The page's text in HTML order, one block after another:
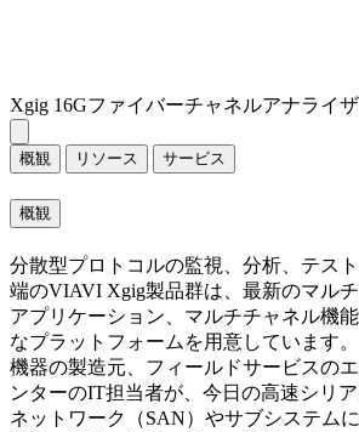
Xgig 16Gファイバーチャネルアナライザ
概観 リソース サービス
概観
分散型プロトコルの監視、分析、テス
端のVIAVI Xgig製品群は、最新のマル
アプリケーション、マルチチャネル機
なプラットフォームを用意しています
機器の製造元、フィールドサービスの
ンターのIT担当者が、今日の高速シリ
ネットワーク（SAN）やサブシステム